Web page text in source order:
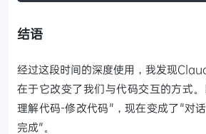
结语
经过这段时间的深度使用，我发现
在于它改变了我们与代码交互的方式
理解代码-修改代码"，现在变成了"对
完成"。